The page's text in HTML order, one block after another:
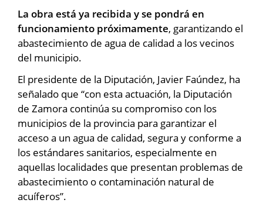
La obra está ya recibida y se pondrá en
funcionamiento próximamente, garantizando el
abastecimiento de agua de calidad a los vecinos
del municipio.
El presidente de la Diputación, Javier Faúndez, ha
señalado que “con esta actuación, la Diputación
de Zamora continúa su compromiso con los
municipios de la provincia para garantizar el
acceso a un agua de calidad, segura y conforme a
los estándares sanitarios, especialmente en
aquellas localidades que presentan problemas de
abastecimiento o contaminación natural de
acuíferos”.